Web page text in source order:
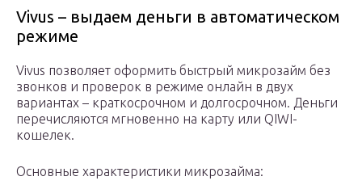
Vivus – выдаем деньги в автоматическом
режиме
Vivus позволяет оформить быстрый микрозайм без
звонков и проверок в режиме онлайн в двух
вариантах – краткосрочном и долгосрочном. Деньги
перечисляются мгновенно на карту или QIWI-
кошелек.
Основные характеристики микрозайма: